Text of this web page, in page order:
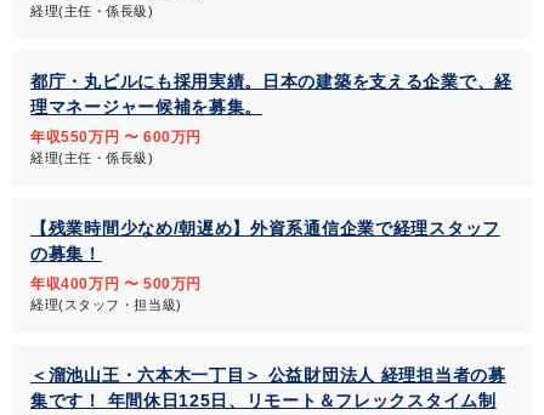
経理(主任・係長級)
都庁・丸ビルにも採用実績。日本の建築を支える企業で、経
理マネージャー候補を募集。
年収550万円 〜 600万円
経理(主任・係長級)
【残業時間少なめ/朝遅め】外資系通信企業で経理スタッフ
の募集！
年収400万円 〜 500万円
経理(スタッフ・担当級)
＜溜池山王・六本木一丁目＞ 公益財団法人 経理担当者の募
集です！ 年間休日125日、リモート＆フレックスタイム制